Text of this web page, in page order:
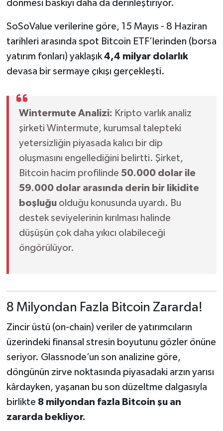
dönmesi baskıyı daha da derinleştiriyor.
SoSoValue verilerine göre, 15 Mayıs - 8 Haziran
tarihleri arasında spot Bitcoin ETF’lerinden (borsa
yatırım fonları) yaklaşık4,4 milyar dolarlık
devasa bir sermaye çıkışı gerçekleşti.
Wintermute Analizi: Kripto varlık analiz
şirketi Wintermute, kurumsal talepteki
yetersizliğin piyasada kalıcı bir dip
oluşmasını engellediğini belirtti. Şirket,
Bitcoin hacim profilinde 50.000 dolar ile
59.000 dolar arasında derin bir likidite
boşluğuolduğu konusunda uyardı. Bu
destek seviyelerinin kırılması halinde
düşüşün çok daha yıkıcı olabileceği
öngörülüyor.
8 Milyondan Fazla Bitcoin Zararda!
Zincir üstü (on-chain) veriler de yatırımcıların
üzerindeki finansal stresin boyutunu gözler önüne
seriyor. Glassnode’un son analizine göre,
döngünün zirve noktasında piyasadaki arzın yarısı
kârdayken, yaşanan bu son düzeltme dalgasıyla
birlikte 8 milyondan fazla Bitcoin şu an
zararda bekliyor.